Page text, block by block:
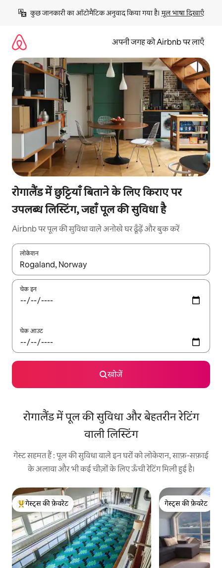
छोड़कर
कॉन्टेंट
कुछ जानकारी का ऑटोमैटिक अनुवाद किया गया है। मूल भाषा दिखाएँ
अपनी जगह को Airbnb पर लाएँ
रोगालैंड में छुट्टियाँ बिताने के लिए किराए पर
उपलब्ध लिस्टिंग, जहाँ पूल की सुविधा है
Airbnb पर पूल की सुविधा वाले अनोखे घर ढूँढ़ें और बुक करें
लोकेशन
नतीजों के उपलब्ध होने पर, अप और डाउन 'ऐरो की' का इस्तेमाल करके नेविगेट
चेक इन
चेक आउट
खोजें
रोगालैंड में पूल की सुविधा और बेहतरीन रेटिंग
वाली लिस्टिंग
गेस्ट सहमत हैं : पूल की सुविधा वाले इन घरों को लोकेशन, साफ़-सफ़ाई
के अलावा और भी कई चीज़ों के लिए ऊँची रेटिंग मिली हुई है।
गेस्ट्स का टॉप फ़ेवरेट
गेस्ट्स की फ़ेवरेट
गेस्ट्स की फ़ेवरेट
गेस्ट्स की फ़ेवरेट